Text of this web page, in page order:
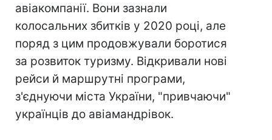
авіакомпанії. Вони зазнали
колосальних збитків у 2020 році, але
поряд з цим продовжували боротися
за розвиток туризму. Відкривали нові
рейси й маршрутні програми,
з'єднуючи міста України, "привчаючи"
українців до авіамандрівок.